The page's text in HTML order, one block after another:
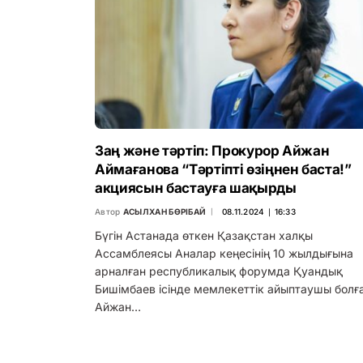
Заң және тәртіп: Прокурор Айжан
Аймағанова “Тәртіпті өзіңнен баста!”
акциясын бастауға шақырды
Автор АСЫЛХАН БӨРІБАЙ 08.11.2024 ∣ 16:33
Бүгін Астанада өткен Қазақстан халқы
Ассамблеясы Аналар кеңесінің 10 жылдығына
арналған республикалық форумда Қуандық
Бишімбаев ісінде мемлекеттік айыптаушы
Айжан…